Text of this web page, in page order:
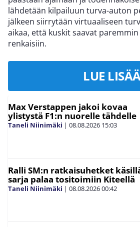
lähdetään kilpailuun turva-auton
jälkeen siirrytään virtuaaliseen
aikaa, että kuskit saavat
renkaisiin.
LUE
Max Verstappen jakoi kovaa
ylistystä F1:n nuorelle tähdelle
Taneli Niinimäki | 08.08.2026 15:03
Ralli SM:n ratkaisuhetket
sarja palaa tositoimiin Kiteellä
Taneli Niinimäki | 08.08.202600:42